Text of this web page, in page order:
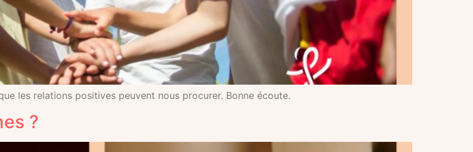
les relations positives peuvent nous procurer. Bonne écoute.
?